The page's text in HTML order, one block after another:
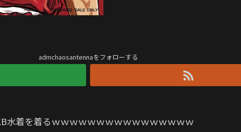
admchaosantennaをフォローする
水着を着るｗｗｗｗｗｗｗｗｗｗｗｗｗｗｗｗ